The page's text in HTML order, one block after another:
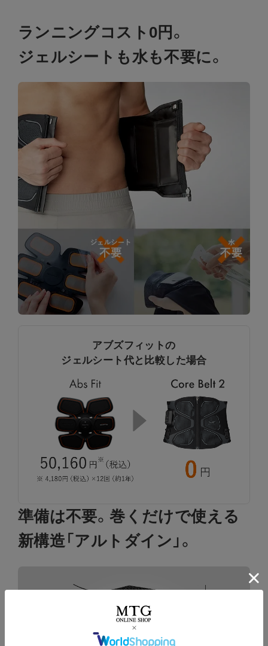
ランニングコスト0円。
ジェルシートも水も不要に。
アブズフィットの
ジェルシート代と比較した場合
準備は不要。巻くだけで使える
新構造「アルトダイン」。